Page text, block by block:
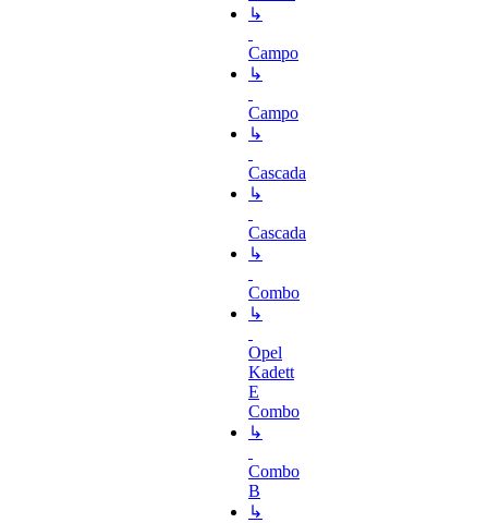
↳
Campo
↳
Campo
↳
Cascada
↳
Cascada
↳
Combo
↳
Opel
Kadett
E
Combo
↳
Combo
B
↳